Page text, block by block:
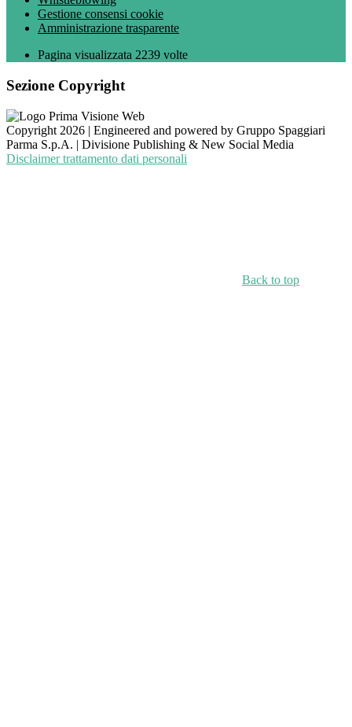
Gestione consensi cookie
Amministrazione trasparente
Pagina visualizzata 2239 volte
Sezione Copyright
Copyright 2026 | Engineered and powered by Gruppo Spaggiari
Parma S.p.A. | Divisione Publishing & New Social Media
Disclaimer trattamento dati personali
Back to top